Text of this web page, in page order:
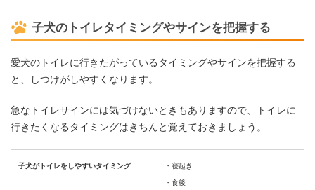
子犬のトイレタイミングやサインを把握する
愛犬のトイレに行きたがっているタイミングやサインを把握する
と、しつけがしやすくなります。
急なトイレサインには気づけないときもありますので、トイレに
行きたくなるタイミングはきちんと覚えておきましょう。
子犬がトイレをしやすいタイミング
・寝起き
・食後